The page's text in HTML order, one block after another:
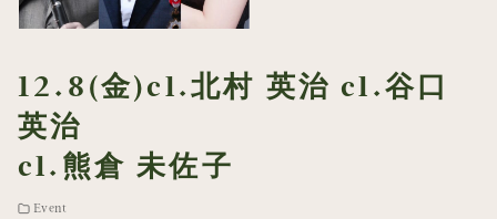
12.8(金)cl.北村 英治 cl.谷口
英治
cl.熊倉 未佐子
Event